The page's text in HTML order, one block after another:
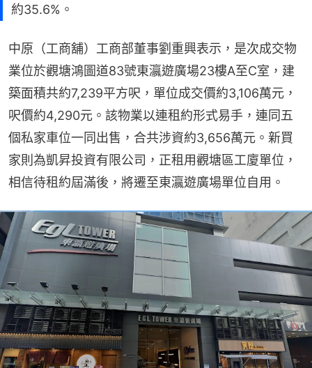
約35.6%。
中原（工商舖）工商部董事劉重興表示，是次成交物
業位於觀塘鴻圖道83號東瀛遊廣場23樓A至C室，建
築面積共約7,239平方呎，單位成交價約3,106萬元，
呎價約4,290元。該物業以連租約形式易手，連同五
個私家車位一同出售，合共涉資約3,656萬元。新買
家則為凱昇投資有限公司，正租用觀塘區工廈單位，
相信待租約屆滿後，將遷至東瀛遊廣場單位自用。